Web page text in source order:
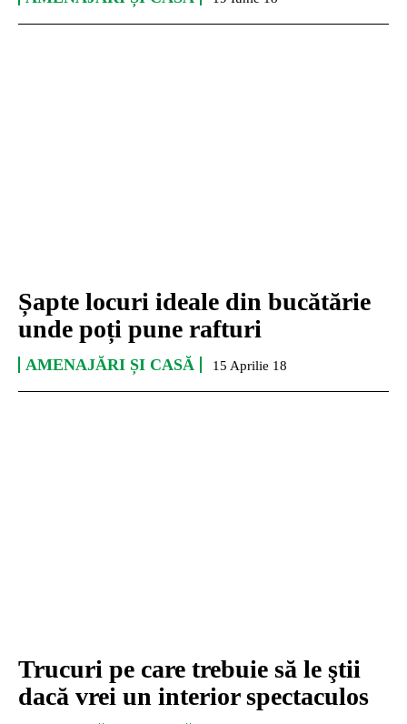
Șapte locuri ideale din bucătărie
unde poți pune rafturi
AMENAJĂRI ȘI CASĂ 15 Aprilie 18
Trucuri pe care trebuie să le ştii
dacă vrei un interior spectaculos